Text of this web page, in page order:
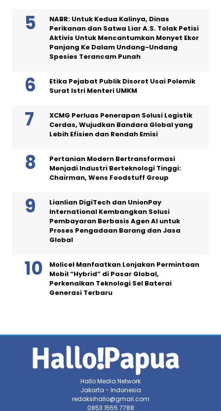
NABR: Untuk Kedua Kalinya, Dinas
Perikanan dan Satwa Liar A.S. Tolak Petisi
Aktivis Untuk Mencantumkan Monyet Ekor
Panjang Ke Dalam Undang-Undang
Spesies Terancam Punah
Etika Pejabat Publik Disorot Usai Polemik
Surat Istri Menteri UMKM
XCMG Perluas Penerapan Solusi Logistik
Cerdas, Wujudkan Bandara Global yang
Lebih Efisien dan Rendah Emisi
Pertanian Modern Bertransformasi
Menjadi Industri Berteknologi Tinggi:
Chairman, Wens Foodstuff Group
Lianlian DigiTech dan UnionPay
International Kembangkan Solusi
Pembayaran Berbasis Agen AI untuk
Proses Pengadaan Barang dan Jasa
Global
Molicel Manfaatkan Lonjakan Permintaan
Mobil “Hybrid” di Pasar Global,
Perkenalkan Teknologi Sel Baterai
Generasi Terbaru
Hallo Media Network
Jakarta - Indonesia
redaksihallo@gmail.com
0853 1555 7788